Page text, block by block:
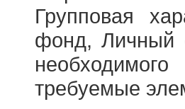
Групповая
фонд, Личный
требуемые